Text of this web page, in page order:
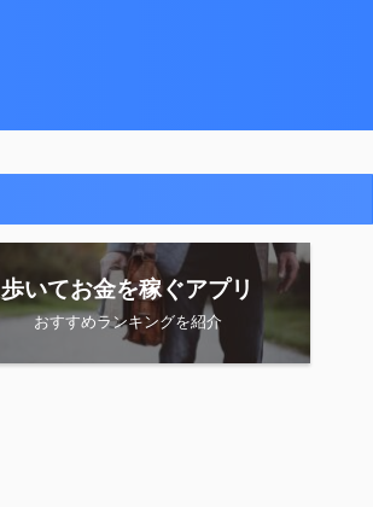
歩いてお金を稼ぐアプリ
おすすめランキングを紹介